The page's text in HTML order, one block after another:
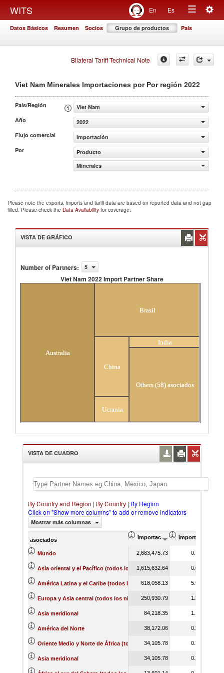
WITS En Es
Toggle
Datos Básicos Resumen Socios Grupo de productos País
Bilateral Tariff Technical Note
Viet Nam Minerales Importaciones por Por región 2022
País/Región
Viet Nam
Año
2022
Flujo comercial
Importación
Por
Producto
Minerales
Please note the exports, imports and tariff data are based on reported data and not gap
filled. Please check the Data Availability for coverage.
VISTA DE GRÁFICO
Number of Partners: 5
Viet Nam 2022 Import Partner Share
Australia
Brasil
China
Ucrania
India
Others (58) asociados
VISTA DE CUADRO
By Country and Region | By Country | By Region
Click on "Show more columns" to add or remove indicators
Mostrar más columnas
asociados importación Valor del comercio
importación
Mundo 2,683,475.73 0.75
Asia oriental y el Pacífico (todos los niveles de ingreso)
1,615,632.64 0.61
América Latina y el Caribe (todos los niveles de ingreso)
618,058.13 5.94
Europa y Asia central (todos los niveles de ingreso)
250,930.79 1.23
Asia meridional 84,218.35 1.17
América del Norte 38,172.06 0.25
Oriente Medio y Norte de África (todos los niveles de ingreso)
34,105.78 0.30
Asia meridional 34,105.78 0.30